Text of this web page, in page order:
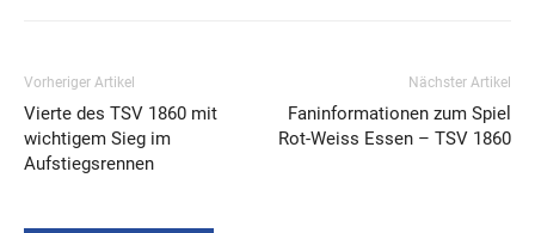
Vorheriger Artikel
Vierte des TSV 1860 mit
wichtigem Sieg im
Aufstiegsrennen
Nächster Artikel
Faninformationen zum Spiel
Rot-Weiss Essen – TSV 1860